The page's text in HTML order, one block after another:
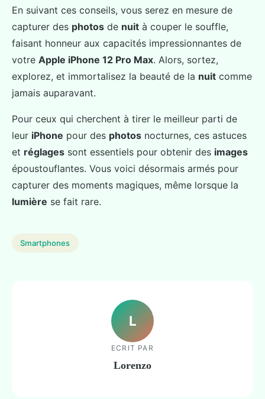
En suivant ces conseils, vous serez en mesure de
capturer des photos de nuit à couper le souffle,
faisant honneur aux capacités impressionnantes de
votre Apple iPhone 12 Pro Max. Alors, sortez,
explorez, et immortalisez la beauté de la nuit comme
jamais auparavant.
Pour ceux qui cherchent à tirer le meilleur parti de
leur iPhone pour des photos nocturnes, ces astuces
et réglages sont essentiels pour obtenir des images
époustouflantes. Vous voici désormais armés pour
capturer des moments magiques, même lorsque la
lumière se fait rare.
Smartphones
L
ECRIT PAR
Lorenzo